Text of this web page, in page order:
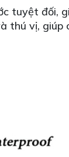
tuyệt đối,
vị, giúp